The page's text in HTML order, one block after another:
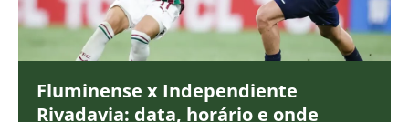
Fluminense x Independiente
Rivadavia: data, horário e onde